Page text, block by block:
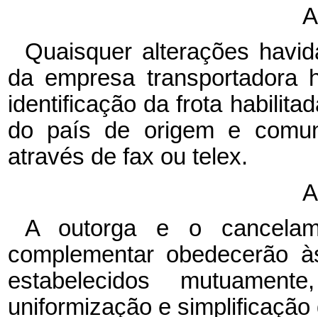
Quaisquer alterações
da empresa transportadora
identificação da frota
do país de origem e
através de fax ou telex.
A outorga e o
complementar obedecerão
estabelecidos
uniformização e